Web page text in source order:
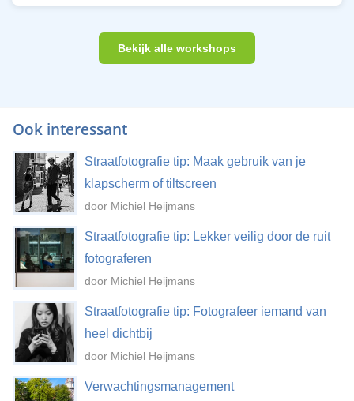
Bekijk alle workshops
Ook interessant
Straatfotografie tip: Maak gebruik van je
klapscherm of tiltscreen
door Michiel Heijmans
Straatfotografie tip: Lekker veilig door de ruit
fotograferen
door Michiel Heijmans
Straatfotografie tip: Fotografeer iemand van
heel dichtbij
door Michiel Heijmans
Verwachtingsmanagement